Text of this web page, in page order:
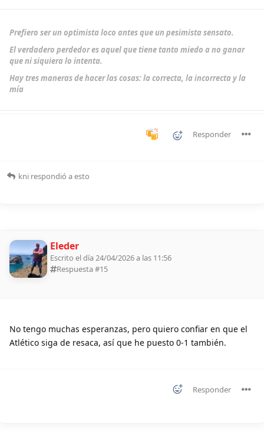
Prefiero ser un optimista loco antes que un pesimista sensato.
El verdadero perdedor es aquel que tiene tanto miedo a no ganar
que ni siquiera lo intenta.
Hay tres maneras de hacer las cosas: la correcta, la incorrecta y la
mía
Responder
kni respondió a esto
Eleder
Escrito el día 24/04/2026 a las 11:56
Respuesta #15
No tengo muchas esperanzas, pero quiero confiar en que el
Atlético siga de resaca, así que he puesto 0-1 también.
Responder